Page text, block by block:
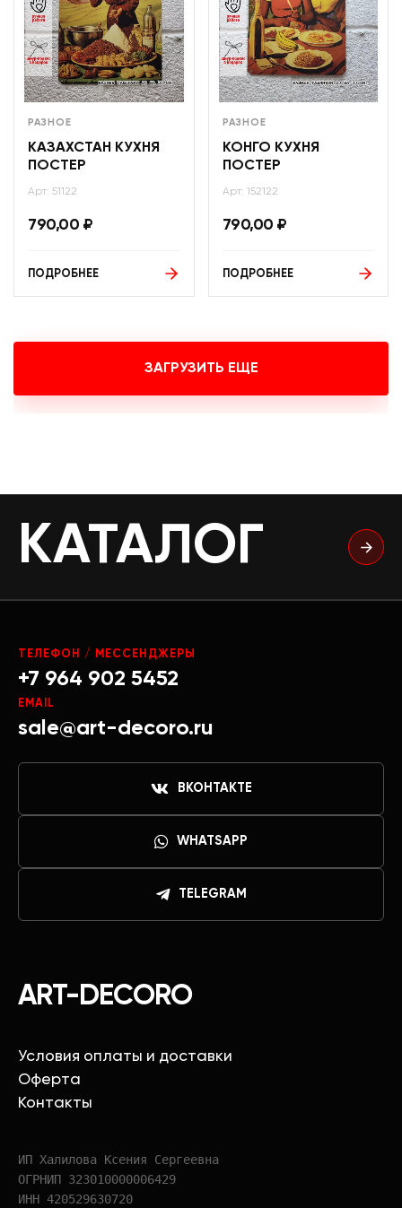
РАЗНОЕ
КАЗАХСТАН КУХНЯ
ПОСТЕР
Арт: 51122
790,00 ₽
ПОДРОБНЕЕ
РАЗНОЕ
КОНГО КУХНЯ
ПОСТЕР
Арт: 152122
790,00 ₽
ПОДРОБНЕЕ
ЗАГРУЗИТЬ ЕЩЕ
КАТАЛОГ
ART-DECORO
Условия оплаты и доставки
Оферта
Контакты
ИП Халилова Ксения Сергеевна
ОГРНИП 323010000006429
ИНН 420529630720
ТЕЛЕФОН / МЕССЕНДЖЕРЫ
+7 964 902 5452
EMAIL
sale@art-decoro.ru
ВКОНТАКТЕ
WHATSAPP
TELEGRAM